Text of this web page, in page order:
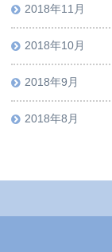
2018年11月
2018年10月
2018年9月
2018年8月